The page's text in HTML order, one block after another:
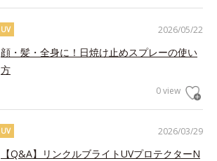
2026/05/22
UV
顔・髪・全身に！日焼け止めスプレーの使い
方
0 view
2026/03/29
UV
【Q&A】リンクルブライトUVプロテクターN